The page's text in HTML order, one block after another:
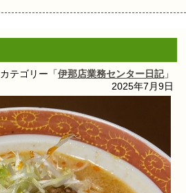
カテゴリー「伊那店業務センター日記」
2025年7月9日